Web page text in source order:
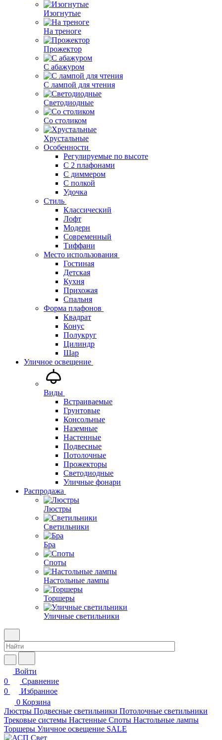
Изогнутые
На треноге
Прожектор
С абажуром
С лампой для чтения
Светодиодные
Со столиком
Хрустальные
Особенности
Регулируемые по высоте
С 2 плафонами
С диммером
С полкой
Удочка
Стиль
Классический
Лофт
Модерн
Современный
Тиффани
Место использования
Гостиная
Детская
Кухня
Прихожая
Спальня
Форма плафонов
Квадрат
Конус
Полукруг
Цилиндр
Шар
Уличное освещение
Виды
Встраиваемые
Грунтовые
Консольные
Наземные
Настенные
Подвесные
Потолочные
Прожекторы
Светодиодные
Уличные фонари
Распродажа
Люстры
Светильники
Бра
Споты
Настольные лампы
Торшеры
Уличные светильники
Войти
0
Сравнение
0
Избранное
0 Корзина
Люстры Подвесные светильники Потолочные светильники
Трековые системы Настенные Споты Настольные лампы
Торшеры Уличное освещение SALE